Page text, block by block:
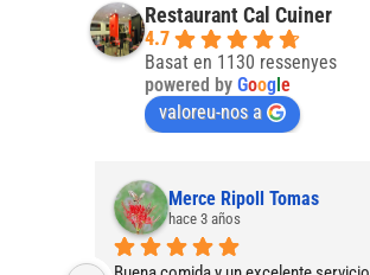
Restaurant Cal Cuiner
4.7
Basat en 1130 ressenyes
powered by Google
valoreu-nos a
Merce Ripoll Tomas
hace 3 años